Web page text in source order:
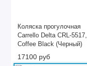
Коляска прогулочная
Carrello Delta CRL-5517,
Coffee Black (Черный)
17100 руб